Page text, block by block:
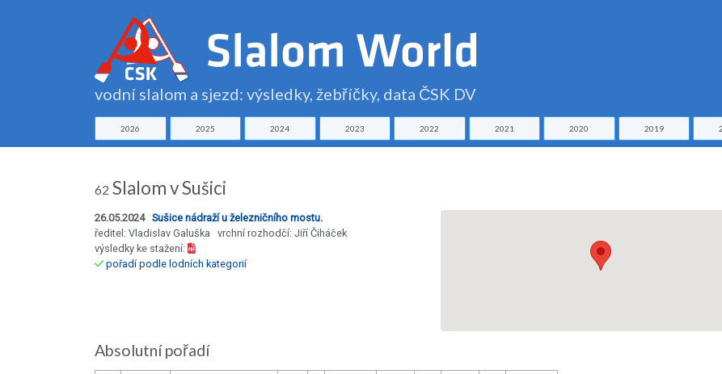
vodní slalom a sjezd: výsledky, žebříčky, data ČSK DV
2026 2025 2024 2023 2022 2021 2020 2019
62 Slalom v Sušici
26.05.2024 Sušice nádraží u železničního mostu.
ředitel: Vladislav Galuška vrchní rozhodčí: Jiří Čiháček
výsledky ke stažení:
pořadí podle lodních kategorií
Absolutní pořadí